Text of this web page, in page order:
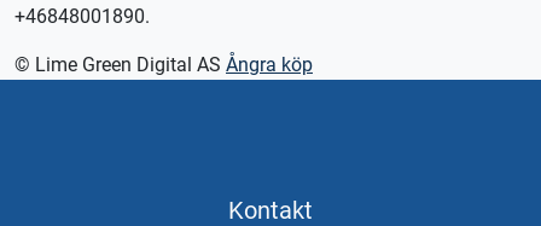
+46848001890.
© Lime Green Digital AS Ångra köp
Kontakt